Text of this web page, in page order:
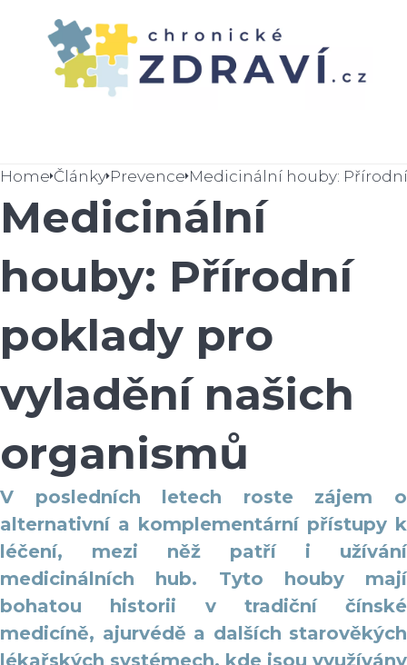
Home Články Prevence
Medicinální
houby: Přírodní
poklady pro
vyladění našich
organismů
V posledních letech roste zájem o
alternativní a komplementární přístupy k
léčení, mezi něž patří i užívání
medicinálních hub. Tyto houby mají
bohatou historii v tradiční čínské
medicíně, ajurvédě a dalších starověkých
lékařských systémech, kde jsou využívány